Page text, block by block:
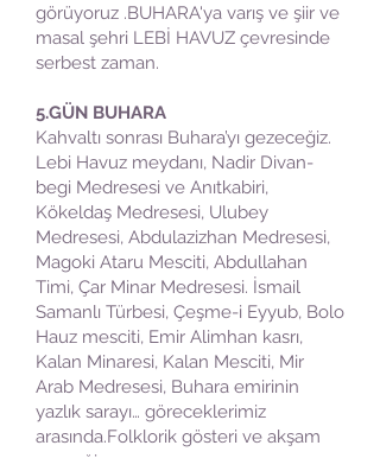
görüyoruz .BUHARA'ya varış ve şiir ve
masal şehri LEBİ HAVUZ çevresinde
serbest zaman.
5.GÜN BUHARA
Kahvaltı sonrası Buhara’yı gezeceğiz.
Lebi Havuz meydanı, Nadir Divan-
begi Medresesi ve Anıtkabiri,
Kökeldaş Medresesi, Ulubey
Medresesi, Abdulazizhan Medresesi,
Magoki Ataru Mesciti, Abdullahan
Timi, Çar Minar Medresesi. İsmail
Samanlı Türbesi, Çeşme-i Eyyub, Bolo
Hauz mesciti, Emir Alimhan kasrı,
Kalan Minaresi, Kalan Mesciti, Mir
Arab Medresesi, Buhara emirinin
yazlık sarayı… göreceklerimiz
arasında.Folklorik gösteri ve akşam